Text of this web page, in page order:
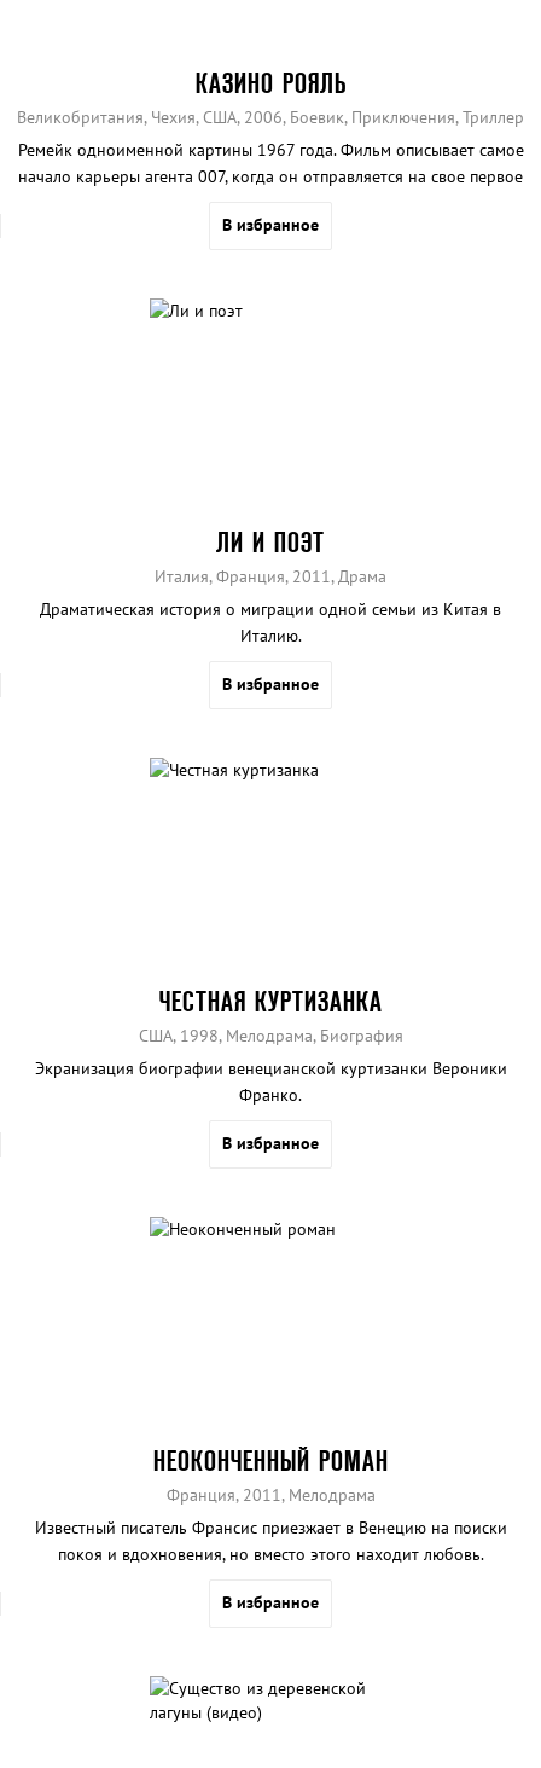
КАЗИНО РОЯЛЬ
Великобритания, Чехия, США, 2006, Боевик, Приключения, Триллер
Ремейк одноименной картины 1967 года. Фильм описывает самое
начало карьеры агента 007, когда он отправляется на свое первое
В избранное
ЛИ И ПОЭТ
Италия, Франция, 2011, Драма
Драматическая история о миграции одной семьи из Китая в
Италию.
В избранное
ЧЕСТНАЯ КУРТИЗАНКА
США, 1998, Мелодрама, Биография
Экранизация биографии венецианской куртизанки Вероники
Франко.
В избранное
НЕОКОНЧЕННЫЙ РОМАН
Франция, 2011, Мелодрама
Известный писатель Франсис приезжает в Венецию на поиски
покоя и вдохновения, но вместо этого находит любовь.
В избранное